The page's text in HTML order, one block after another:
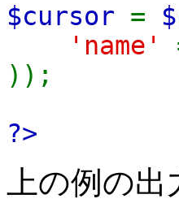
$cursor =
'name'
));
?>
上の例の